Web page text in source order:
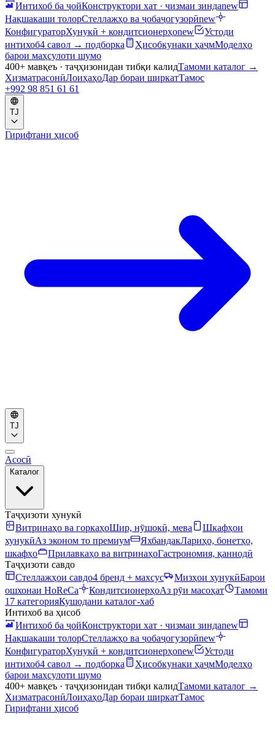
Интихоб ба ҷойКонструктори хат · чизмаи зиндаnew
Нақшакаши толорСтеллажҳо ва ҷобаҷогузорӣnew
КонфигураторХунукӣ + кондитсионерҳоnew
Устоди
интихоб4 савол → подборка Ҳисобкунаки ҳаҷмМоделҳо
барои маҳсулоти шумо
400+ мавқеъ · таҷҳизонидан тибқи калидТамоми каталог →
ХизматрасонӣЛоиҳаҳоДар бораи ширкатТамос
+992 98 851 61 61
TJ
Гирифтани ҳисоб
TJ
Асосӣ
Каталог
Таҷҳизоти хунукӣ
Витринаҳо ва горкаҳоШир, нӯшокӣ, мева
Шкафҳои
хунукӣАз эконом то премиум ЯхбандакЛариҳо, бонетҳо,
шкафҳо
Прилавкаҳо ва витринаҳоГастрономия, қаннодӣ
Таҷҳизоти савдо
Стеллажҳои савдо4 бренд + махсус Мизҳои хунукӣБарои
ошхонаи HoReCa
КондитсионерҳоАз рӯи масоҳат
Тамоми
17 категорияКушодани каталог-хаб
Интихоб ва ҳисоб
Интихоб ба ҷойКонструктори хат · чизмаи зиндаnew
Нақшакаши толорСтеллажҳо ва ҷобаҷогузорӣnew
КонфигураторХунукӣ + кондитсионерҳоnew
Устоди
интихоб4 савол → подборка Ҳисобкунаки ҳаҷмМоделҳо
барои маҳсулоти шумо
400+ мавқеъ · таҷҳизонидан тибқи калидТамоми каталог →
ХизматрасонӣЛоиҳаҳоДар бораи ширкатТамос
Гирифтани ҳисоб